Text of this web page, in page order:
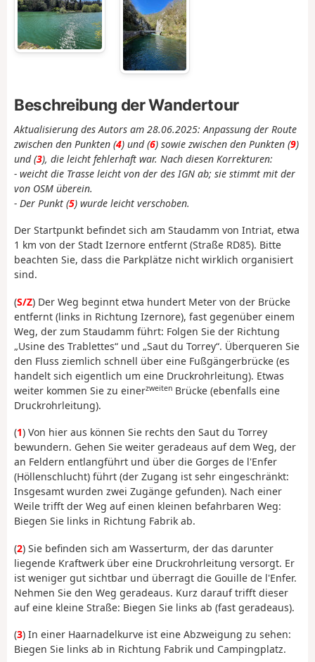
Beschreibung der Wandertour
Aktualisierung des Autors am 28.06.2025: Anpassung der Route
zwischen den Punkten (4) und (6) sowie zwischen den Punkten (9)
und (3), die leicht fehlerhaft war. Nach diesen Korrekturen:
- weicht die Trasse leicht von der des IGN ab; sie stimmt mit der
von OSM überein.
- Der Punkt (5) wurde leicht verschoben.
Der Startpunkt befindet sich am Staudamm von Intriat, etwa
1 km von der Stadt Izernore entfernt (Straße RD85). Bitte
beachten Sie, dass die Parkplätze nicht wirklich organisiert
sind.
(S/Z) Der Weg beginnt etwa hundert Meter von der Brücke
entfernt (links in Richtung Izernore), fast gegenüber einem
Weg, der zum Staudamm führt: Folgen Sie der Richtung
„Usine des Trablettes“ und „Saut du Torrey“. Überqueren Sie
den Fluss ziemlich schnell über eine Fußgängerbrücke (es
handelt sich eigentlich um eine Druckrohrleitung). Etwas
weiter kommen Sie zu einerzweiten Brücke (ebenfalls eine
Druckrohrleitung).
(1) Von hier aus können Sie rechts den Saut du Torrey
bewundern. Gehen Sie weiter geradeaus auf dem Weg, der
an Feldern entlangführt und über die Gorges de l'Enfer
(Höllenschlucht) führt (der Zugang ist sehr eingeschränkt:
Insgesamt wurden zwei Zugänge gefunden). Nach einer
Weile trifft der Weg auf einen kleinen befahrbaren Weg:
Biegen Sie links in Richtung Fabrik ab.
(2) Sie befinden sich am Wasserturm, der das darunter
liegende Kraftwerk über eine Druckrohrleitung versorgt. Er
ist weniger gut sichtbar und überragt die Gouille de l'Enfer.
Nehmen Sie den Weg geradeaus. Kurz darauf trifft dieser
auf eine kleine Straße: Biegen Sie links ab (fast geradeaus).
(3) In einer Haarnadelkurve ist eine Abzweigung zu sehen:
Biegen Sie links ab in Richtung Fabrik und Campingplatz.